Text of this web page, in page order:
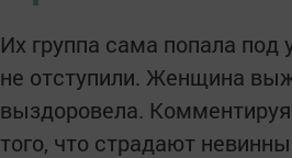
Их группа сама попала
не отступили. Женщина
выздоровела.
того, что страдают